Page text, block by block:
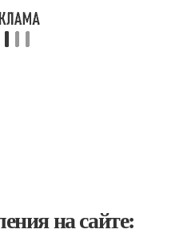
на сайте: